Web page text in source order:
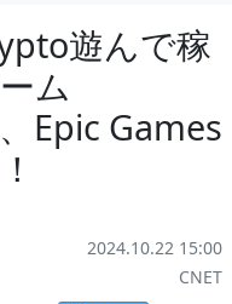
遊んで稼
ム
Epic Games
2024.10.22 15:00
CNET